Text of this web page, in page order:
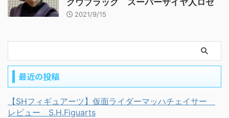
クウブラック スーパーサイヤ人ロゼ
2021/9/15
最近の投稿
【SHフィギュアーツ】仮面ライダーマッハチェイサー
レビュー S.H.Figuarts